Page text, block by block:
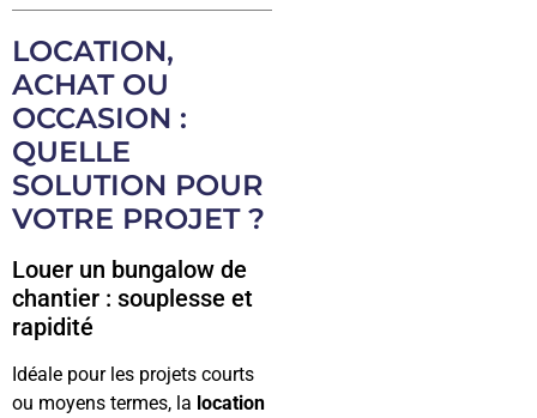
LOCATION,
ACHAT OU
OCCASION :
QUELLE
SOLUTION POUR
VOTRE PROJET ?
Louer un bungalow de
chantier : souplesse et
rapidité
Idéale pour les projets courts
ou moyens termes, la location